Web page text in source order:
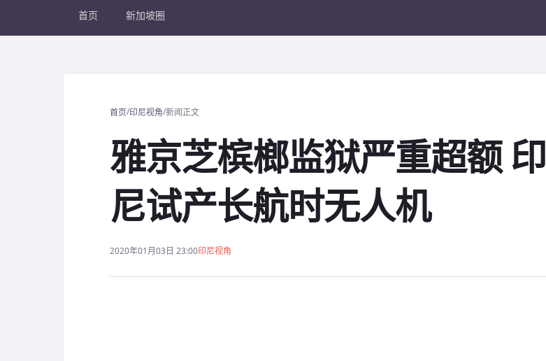
首页 新加坡圈
首页/印尼视角/新闻正文
雅京芝槟榔监狱严重超额 印
尼试产长航时无人机
2020年01月03日 23:00印尼视角